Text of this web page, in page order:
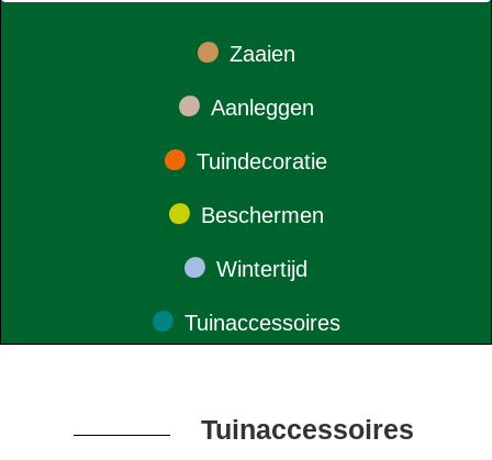
• Zaaien
• Aanleggen
• Tuindecoratie
• Beschermen
• Wintertijd
• Tuinaccessoires
Tuinaccessoires